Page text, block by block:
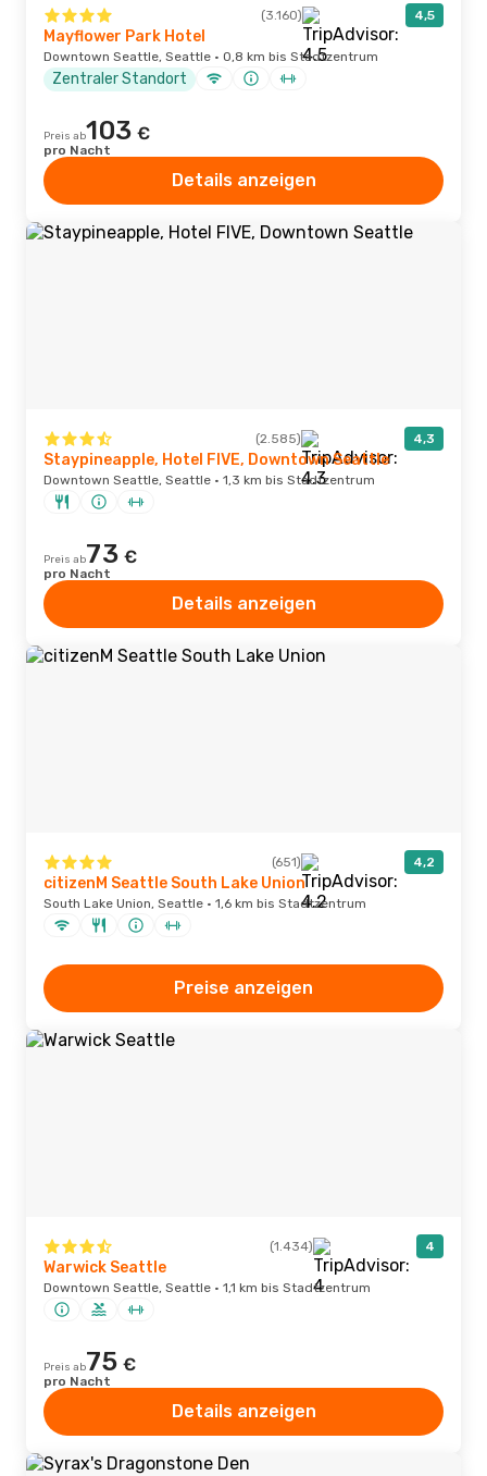
(3.160) 4,5
Mayflower Park Hotel
Downtown Seattle, Seattle · 0,8 km bis Stadtzentrum
Zentraler Standort
Preis ab103 €
pro Nacht
Details anzeigen
(2.585) 4,3
Staypineapple, Hotel FIVE, Downtown Seattle
Downtown Seattle, Seattle · 1,3 km bis Stadtzentrum
Preis ab73 €
pro Nacht
Details anzeigen
(651) 4,2
citizenM Seattle South Lake Union
South Lake Union, Seattle · 1,6 km bis Stadtzentrum
Preise anzeigen
(1.434) 4
Warwick Seattle
Downtown Seattle, Seattle · 1,1 km bis Stadtzentrum
Preis ab75 €
pro Nacht
Details anzeigen